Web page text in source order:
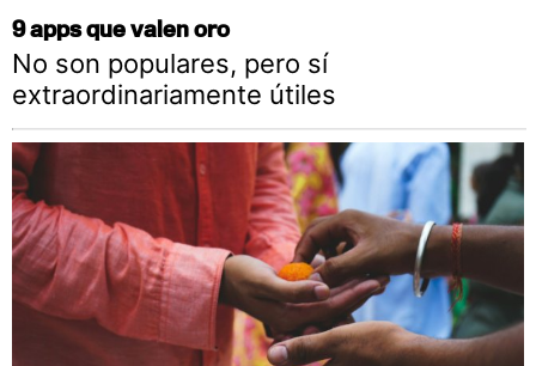
9 apps que valen oro
No son populares, pero sí
extraordinariamente útiles